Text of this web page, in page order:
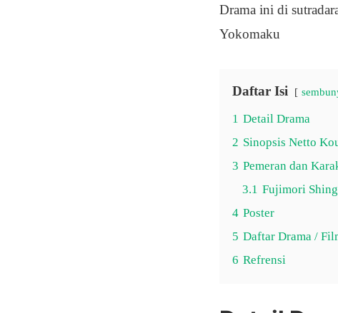
Drama ini di
Yokomaku
Daftar Isi
1 Detail Drama
2 Sinopsis Netto
3 Pemeran dan
3.1 Fujimori
4 Poster
5 Daftar Drama /
6 Refrensi